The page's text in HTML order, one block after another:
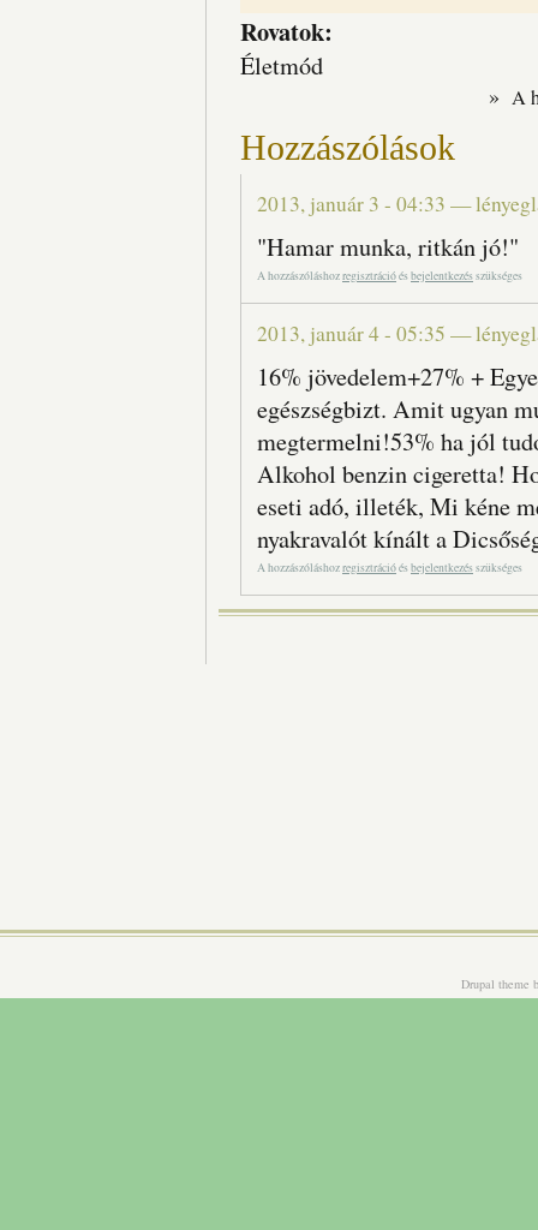
Rovatok:
Életmód
» A
Hozzászólások
2013, január 3 - 04:33 —
"Hamar munka, ritkán jó!"
A hozzászóláshozregisztrációésbejelentkezésszükséges
2013, január 4 - 05:35 —
16% jövedelem+27% +
egészségbizt. Amit ugyan
megtermelni!53% ha jól
Alkohol benzin cigeretta!
eseti adó, illeték, Mi kéne
nyakravalót kínált a
A hozzászóláshozregisztrációésbejelentkezésszükséges
Drupal theme